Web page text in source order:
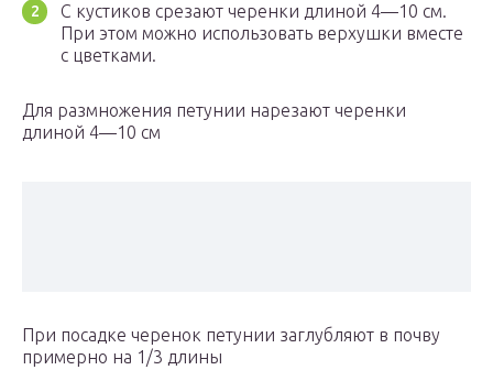
С кустиков срезают черенки длиной 4—10 см.
При этом можно использовать верхушки вместе
с цветками.
Для размножения петунии нарезают черенки
длиной 4—10 см
При посадке черенок петунии заглубляют в почву
примерно на 1/3 длины